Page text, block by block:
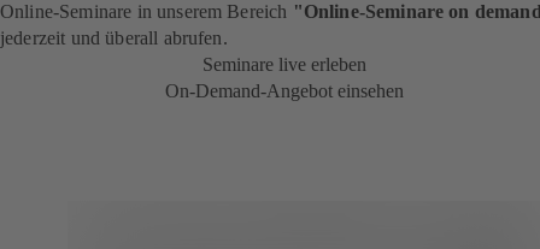
Online-Seminare in unserem Bereich "Online-Seminare on
jederzeit und überall abrufen.
Seminare live erleben
On-Demand-Angebot einsehen